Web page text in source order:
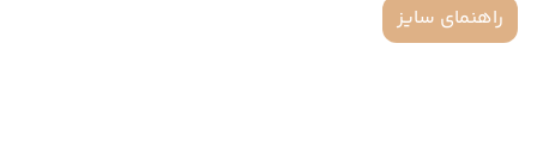
راهنمای سایز